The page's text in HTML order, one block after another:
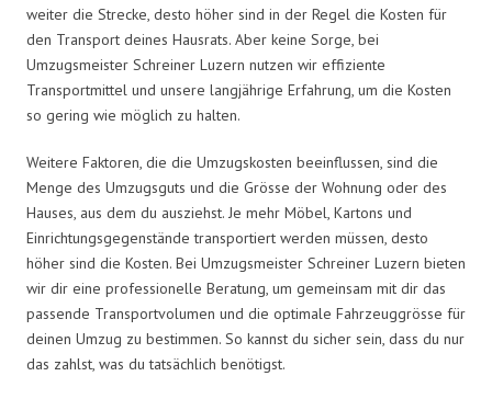
weiter die Strecke, desto höher sind in der Regel die Kosten für
den Transport deines Hausrats. Aber keine Sorge, bei
Umzugsmeister Schreiner Luzern nutzen wir effiziente
Transportmittel und unsere langjährige Erfahrung, um die Kosten
so gering wie möglich zu halten.
Weitere Faktoren, die die Umzugskosten beeinflussen, sind die
Menge des Umzugsguts und die Grösse der Wohnung oder des
Hauses, aus dem du ausziehst. Je mehr Möbel, Kartons und
Einrichtungsgegenstände transportiert werden müssen, desto
höher sind die Kosten. Bei Umzugsmeister Schreiner Luzern bieten
wir dir eine professionelle Beratung, um gemeinsam mit dir das
passende Transportvolumen und die optimale Fahrzeuggrösse für
deinen Umzug zu bestimmen. So kannst du sicher sein, dass du nur
das zahlst, was du tatsächlich benötigst.